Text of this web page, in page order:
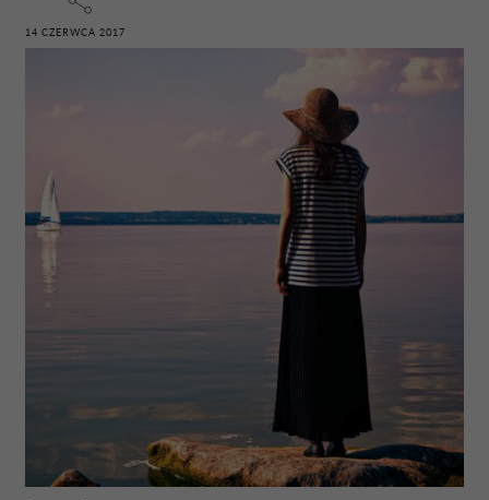
14 CZERWCA 2017